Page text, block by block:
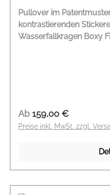
Pullover im
kontrastierenden
Wasserfallkragen Boxy
Regulärer Preis:
Ab 159,00 €
Preise inkl. MwSt. zzgl.